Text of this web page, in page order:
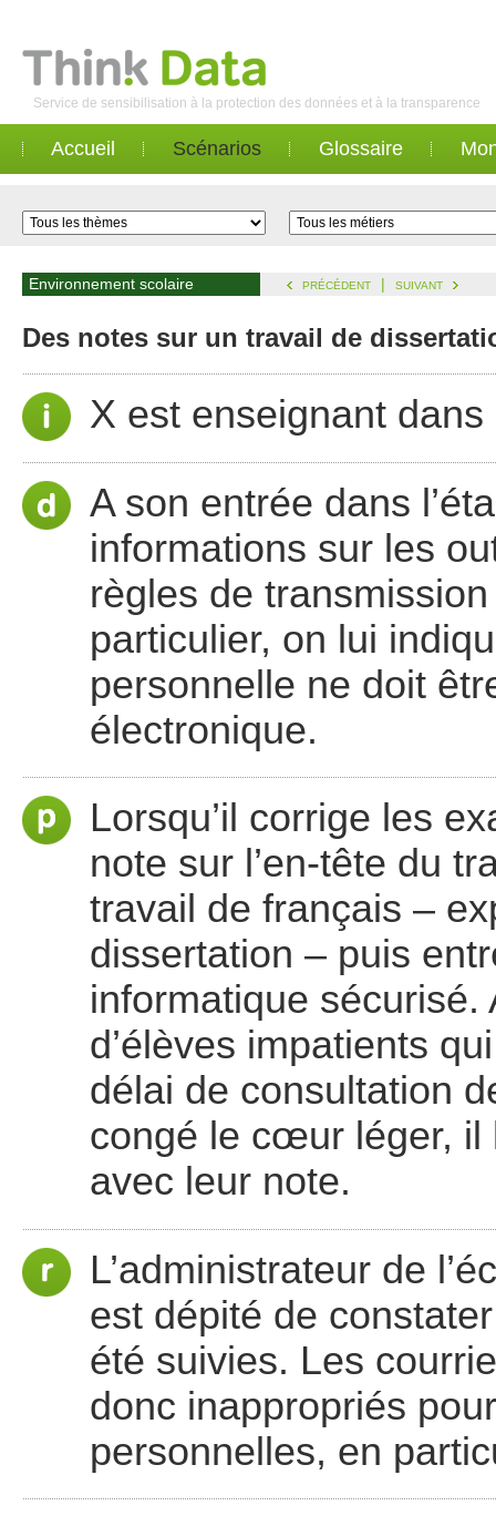
Service de sensibilisation à la protection des données et à la transparence
Accueil Scénarios Glossaire
Environnement scolaire PRÉCÉDENT | SUIVANT
Des notes sur un travail de
X est enseignant
A son entrée dans
informations sur les
règles de
particulier, on lui
personnelle ne doit
électronique.
Lorsqu’il corrige les
note sur l’en-tête du
travail de français –
dissertation – puis
informatique sécurisé.
d’élèves impatients
délai de consultation
congé le cœur léger, il
avec leur note.
L’administrateur de
est dépité de
été suivies. Les
donc inappropriés
personnelles, en